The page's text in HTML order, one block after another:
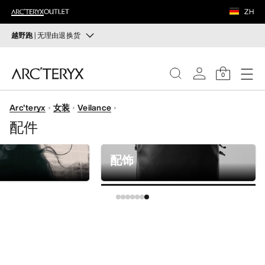
ZH
越野跑| 无理由退换货
打造全套越野跑装备
无理由退换货
改变主意了？ 30天内购买的符合条件的商品可退换货。
开始免费退货。
0
女士
男士
鞋履
装备
VEILANCE
发现
Arc'teryx 女装 Veilance
配件
配饰